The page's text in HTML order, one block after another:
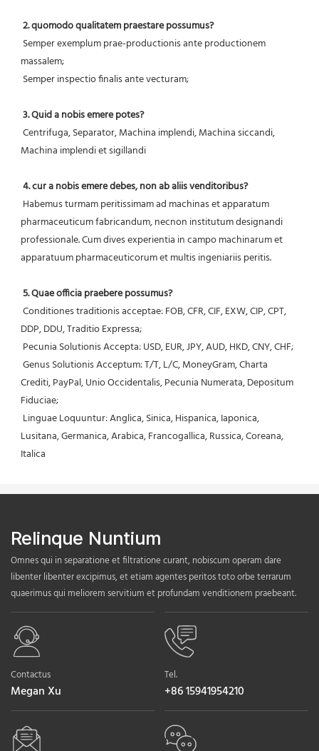
2. quomodo qualitatem praestare possumus?
massalem;
Semper inspectio finalis ante vecturam;
3. Quid a nobis emere potes?
Machina implendi et sigillandi
4. cur a nobis emere debes, non ab aliis venditoribus?
pharmaceuticum fabricandum, necnon institutum designandi
professionale. Cum dives experientia in campo machinarum et
apparatuum pharmaceuticorum et multis ingeniariis peritis.
5. Quae officia praebere possumus?
DDP, DDU, Traditio Expressa;
Pecunia Solutionis Accepta: USD, EUR, JPY, AUD, HKD, CNY, CHF;
Crediti, PayPal, Unio Occidentalis, Pecunia Numerata, Depositum
Fiduciae;
Lusitana, Germanica, Arabica, Francogallica, Russica, Coreana,
Italica
Relinque Nuntium
Omnes qui in separatione et filtratione curant, nobiscum operam dare
libenter libenter excipimus, et etiam agentes peritos toto orbe terrarum
quaerimus qui meliorem servitium et profundam venditionem praebeant.
Contactus
Megan Xu
Tel.
+86 15941954210